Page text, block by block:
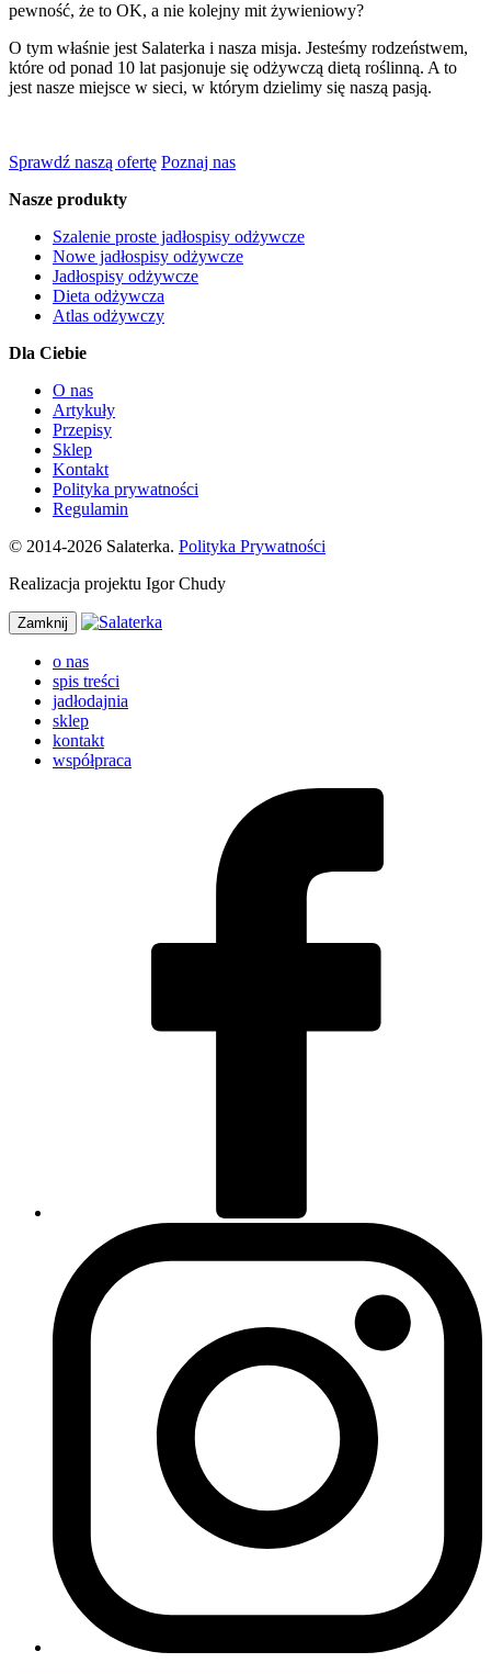
pewność, że to OK, a nie kolejny mit żywieniowy?
O tym właśnie jest Salaterka i nasza misja. Jesteśmy rodzeństwem,
które od ponad 10 lat pasjonuje się odżywczą dietą roślinną. A to
jest nasze miejsce w sieci, w którym dzielimy się naszą pasją.
Sprawdź naszą ofertę Poznaj nas
Nasze produkty
Szalenie proste jadłospisy odżywcze
Nowe jadłospisy odżywcze
Jadłospisy odżywcze
Dieta odżywcza
Atlas odżywczy
Dla Ciebie
O nas
Artykuły
Przepisy
Sklep
Kontakt
Polityka prywatności
Regulamin
© 2014-2026 Salaterka. Polityka Prywatności
Realizacja projektu Igor Chudy
Zamknij
o nas
spis treści
jadłodajnia
sklep
kontakt
współpraca